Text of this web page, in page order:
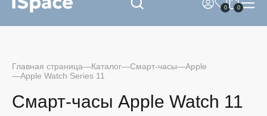
0 0
Главная страница Каталог Смарт-часы
Apple
Apple Watch Series 11
Смарт-часы Apple Watch 11